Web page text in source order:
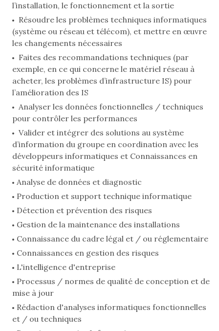
l’installation, le fonctionnement et la sortie
Résoudre les problèmes techniques informatiques
(système ou réseau et télécom), et mettre en œuvre
les changements nécessaires
Faites des recommandations techniques (par
exemple, en ce qui concerne le matériel réseau à
acheter, les problèmes d’infrastructure IS) pour
l’amélioration des IS
Analyser les données fonctionnelles / techniques
pour contrôler les performances
Valider et intégrer des solutions au système
d’information du groupe en coordination avec les
développeurs informatiques et Connaissances en
sécurité informatique
Analyse de données et diagnostic
Production et support technique informatique
Détection et prévention des risques
Gestion de la maintenance des installations
Connaissance du cadre légal et / ou réglementaire
Connaissances en gestion des risques
L'intelligence d'entreprise
Processus / normes de qualité de conception et de
mise à jour
Rédaction d'analyses informatiques fonctionnelles
et / ou techniques